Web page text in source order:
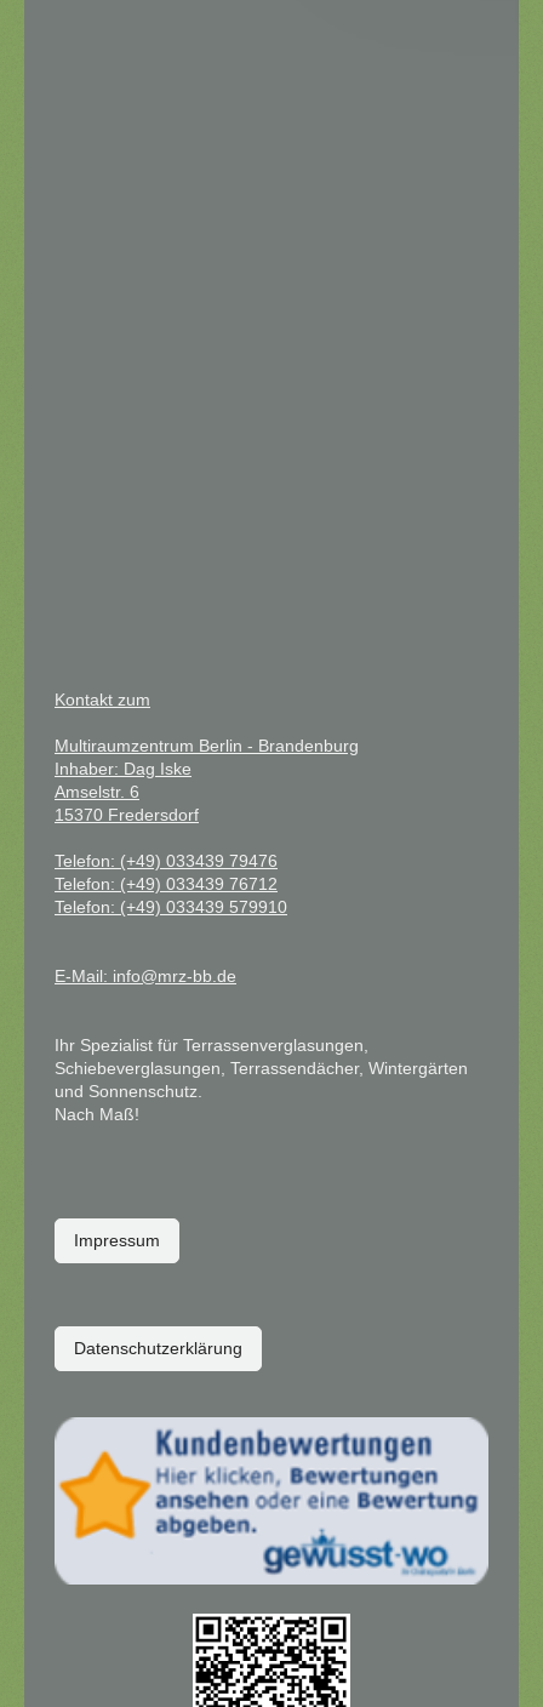
Kontakt zum
Multiraumzentrum Berlin - Brandenburg
Inhaber: Dag Iske
Amselstr. 6
15370 Fredersdorf
Telefon: (+49) 033439 79476
Telefon: (+49) 033439 76712
Telefon: (+49) 033439 579910
E-Mail: info@mrz-bb.de
Ihr Spezialist für Terrassenverglasungen,
Schiebeverglasungen, Terrassendächer, Wintergärten
und Sonnenschutz.
Nach Maß!
Impressum
Datenschutzerklärung